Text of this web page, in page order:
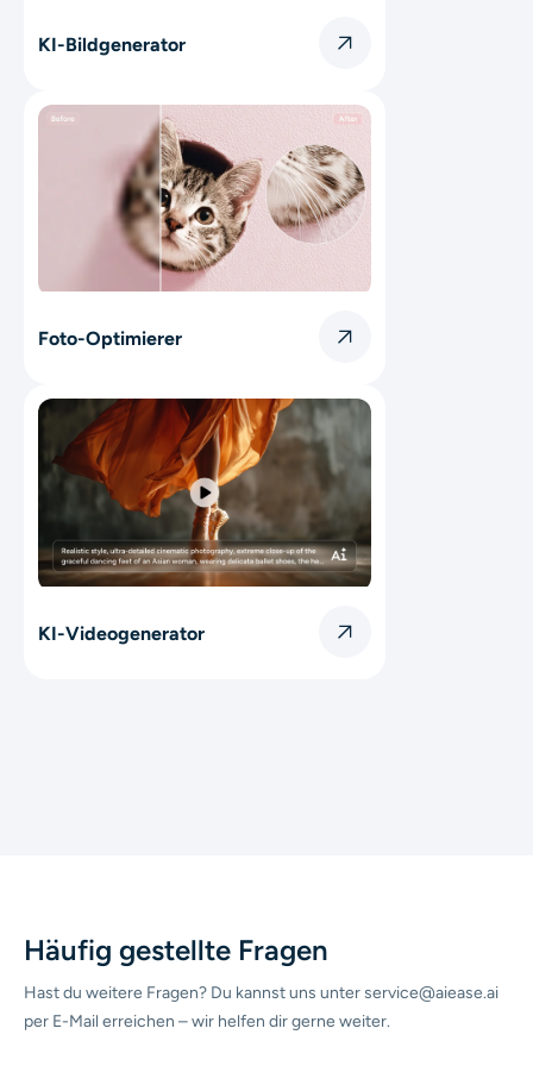
KI-Bildgenerator
Foto-Optimierer
KI-Videogenerator
Häufig gestellte Fragen
Hast du weitere Fragen? Du kannst uns unter service@aiease.ai
per E-Mail erreichen – wir helfen dir gerne weiter.